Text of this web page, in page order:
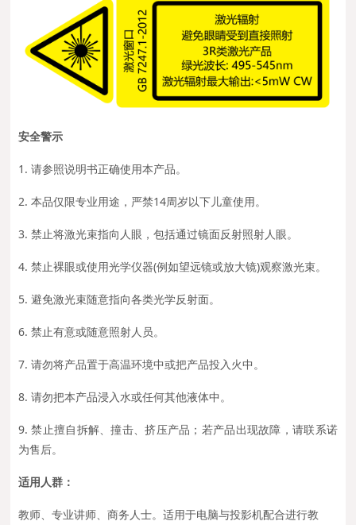
安全警示
1. 请参照说明书正确使用本产品。
2. 本品仅限专业用途，严禁14周岁以下儿童使用。
3. 禁止将激光束指向人眼，包括通过镜面反射照射人眼。
4. 禁止裸眼或使用光学仪器(例如望远镜或放大镜)观察激光束。
5. 避免激光束随意指向各类光学反射面。
6. 禁止有意或随意照射人员。
7. 请勿将产品置于高温环境中或把产品投入火中。
8. 请勿把本产品浸入水或任何其他液体中。
9. 禁止擅自拆解、撞击、挤压产品；若产品出现故障，请联系诺
为售后。
适用人群：
教师、专业讲师、商务人士。适用于电脑与投影机配合进行教